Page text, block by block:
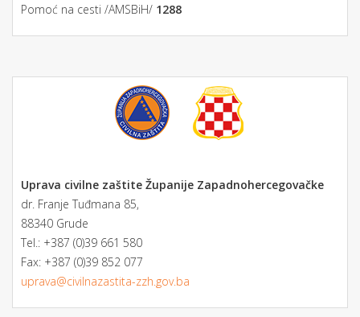
Pomoć na cesti /AMSBiH/ 1288
Uprava civilne zaštite Županije Zapadnohercegovačke
dr. Franje Tuđmana 85,
88340 Grude
Tel.: +387 (0)39 661 580
Fax: +387 (0)39 852 077
uprava@civilnazastita-zzh.gov.ba